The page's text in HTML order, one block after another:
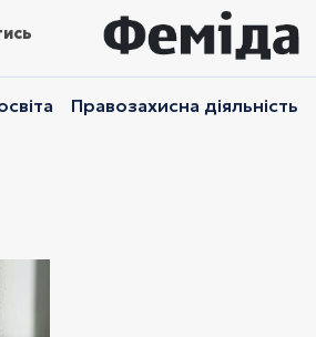
Правозахисна діяльність